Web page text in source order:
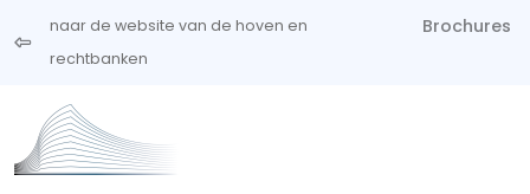
Overslaan en naar de inhoud gaan
naar de website van de hoven en
rechtbanken
Brochures